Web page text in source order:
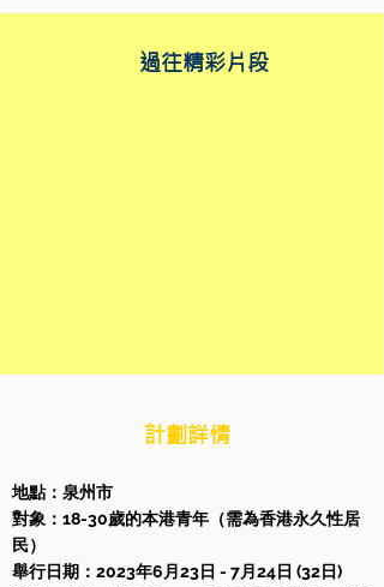
計劃詳情
地點：泉州市
對象：18-30歲的本港青年（需為香港永久性居
民）
舉行日期：2023年6月23日 - 7月24日 (32日)
​過往精彩片段